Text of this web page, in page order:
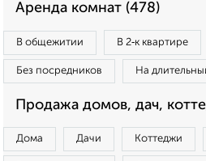
Аренда комнат (478)
В общежитии В 2‑к квартире
Без посредников На
Продажа домов, дач,
Дома Дачи Коттеджи